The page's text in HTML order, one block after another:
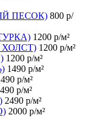
ПЕСОК) 800 р/
1200 р/м²
ХОЛСТ) 1200 р/м²
1200 р/м²
1490 р/м²
р/м²
р/м²
2490 р/м²
2000 р/м²